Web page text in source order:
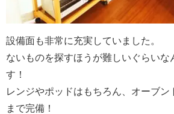
設備面も非常に充実していました。
ないものを探すほうが難しいぐらいな
す！
レンジやポッドはもちろん、オーブン
まで完備！